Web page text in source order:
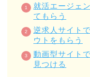
就活エージェ
てもらう
逆求人サイト
ウトをもらう
動画型サイト
見つける